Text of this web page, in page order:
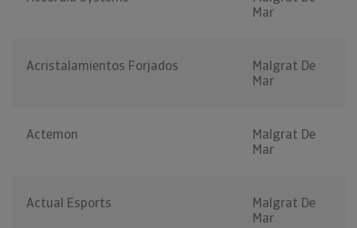
Mar
Acristalamientos Forjados
Malgrat De
Mar
Actemon
Malgrat De
Mar
Actual Esports
Malgrat De
Mar